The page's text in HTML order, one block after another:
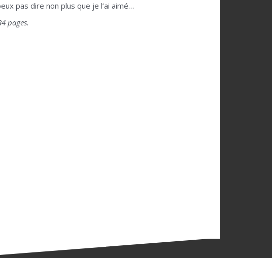
pas dire non plus que je l’ai aimé…
pages.